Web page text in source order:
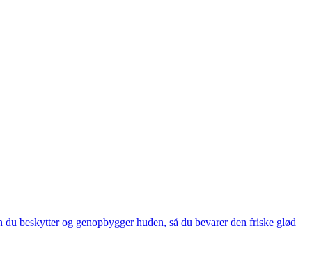
beskytter og genopbygger huden, så du bevarer den friske glød